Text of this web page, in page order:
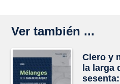
Ver también ...
Clero y
la larga